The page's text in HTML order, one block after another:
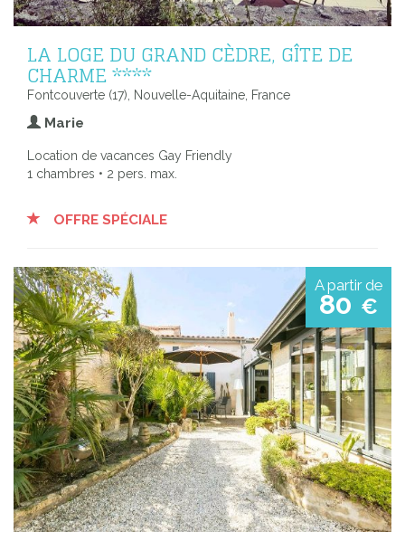
LA LOGE DU GRAND CÈDRE, GÎTE DE
CHARME ****
Fontcouverte (17), Nouvelle-Aquitaine, France
Marie
Location de vacances Gay Friendly
1 chambres • 2 pers. max.
OFFRE SPÉCIALE
A partir de
80 €